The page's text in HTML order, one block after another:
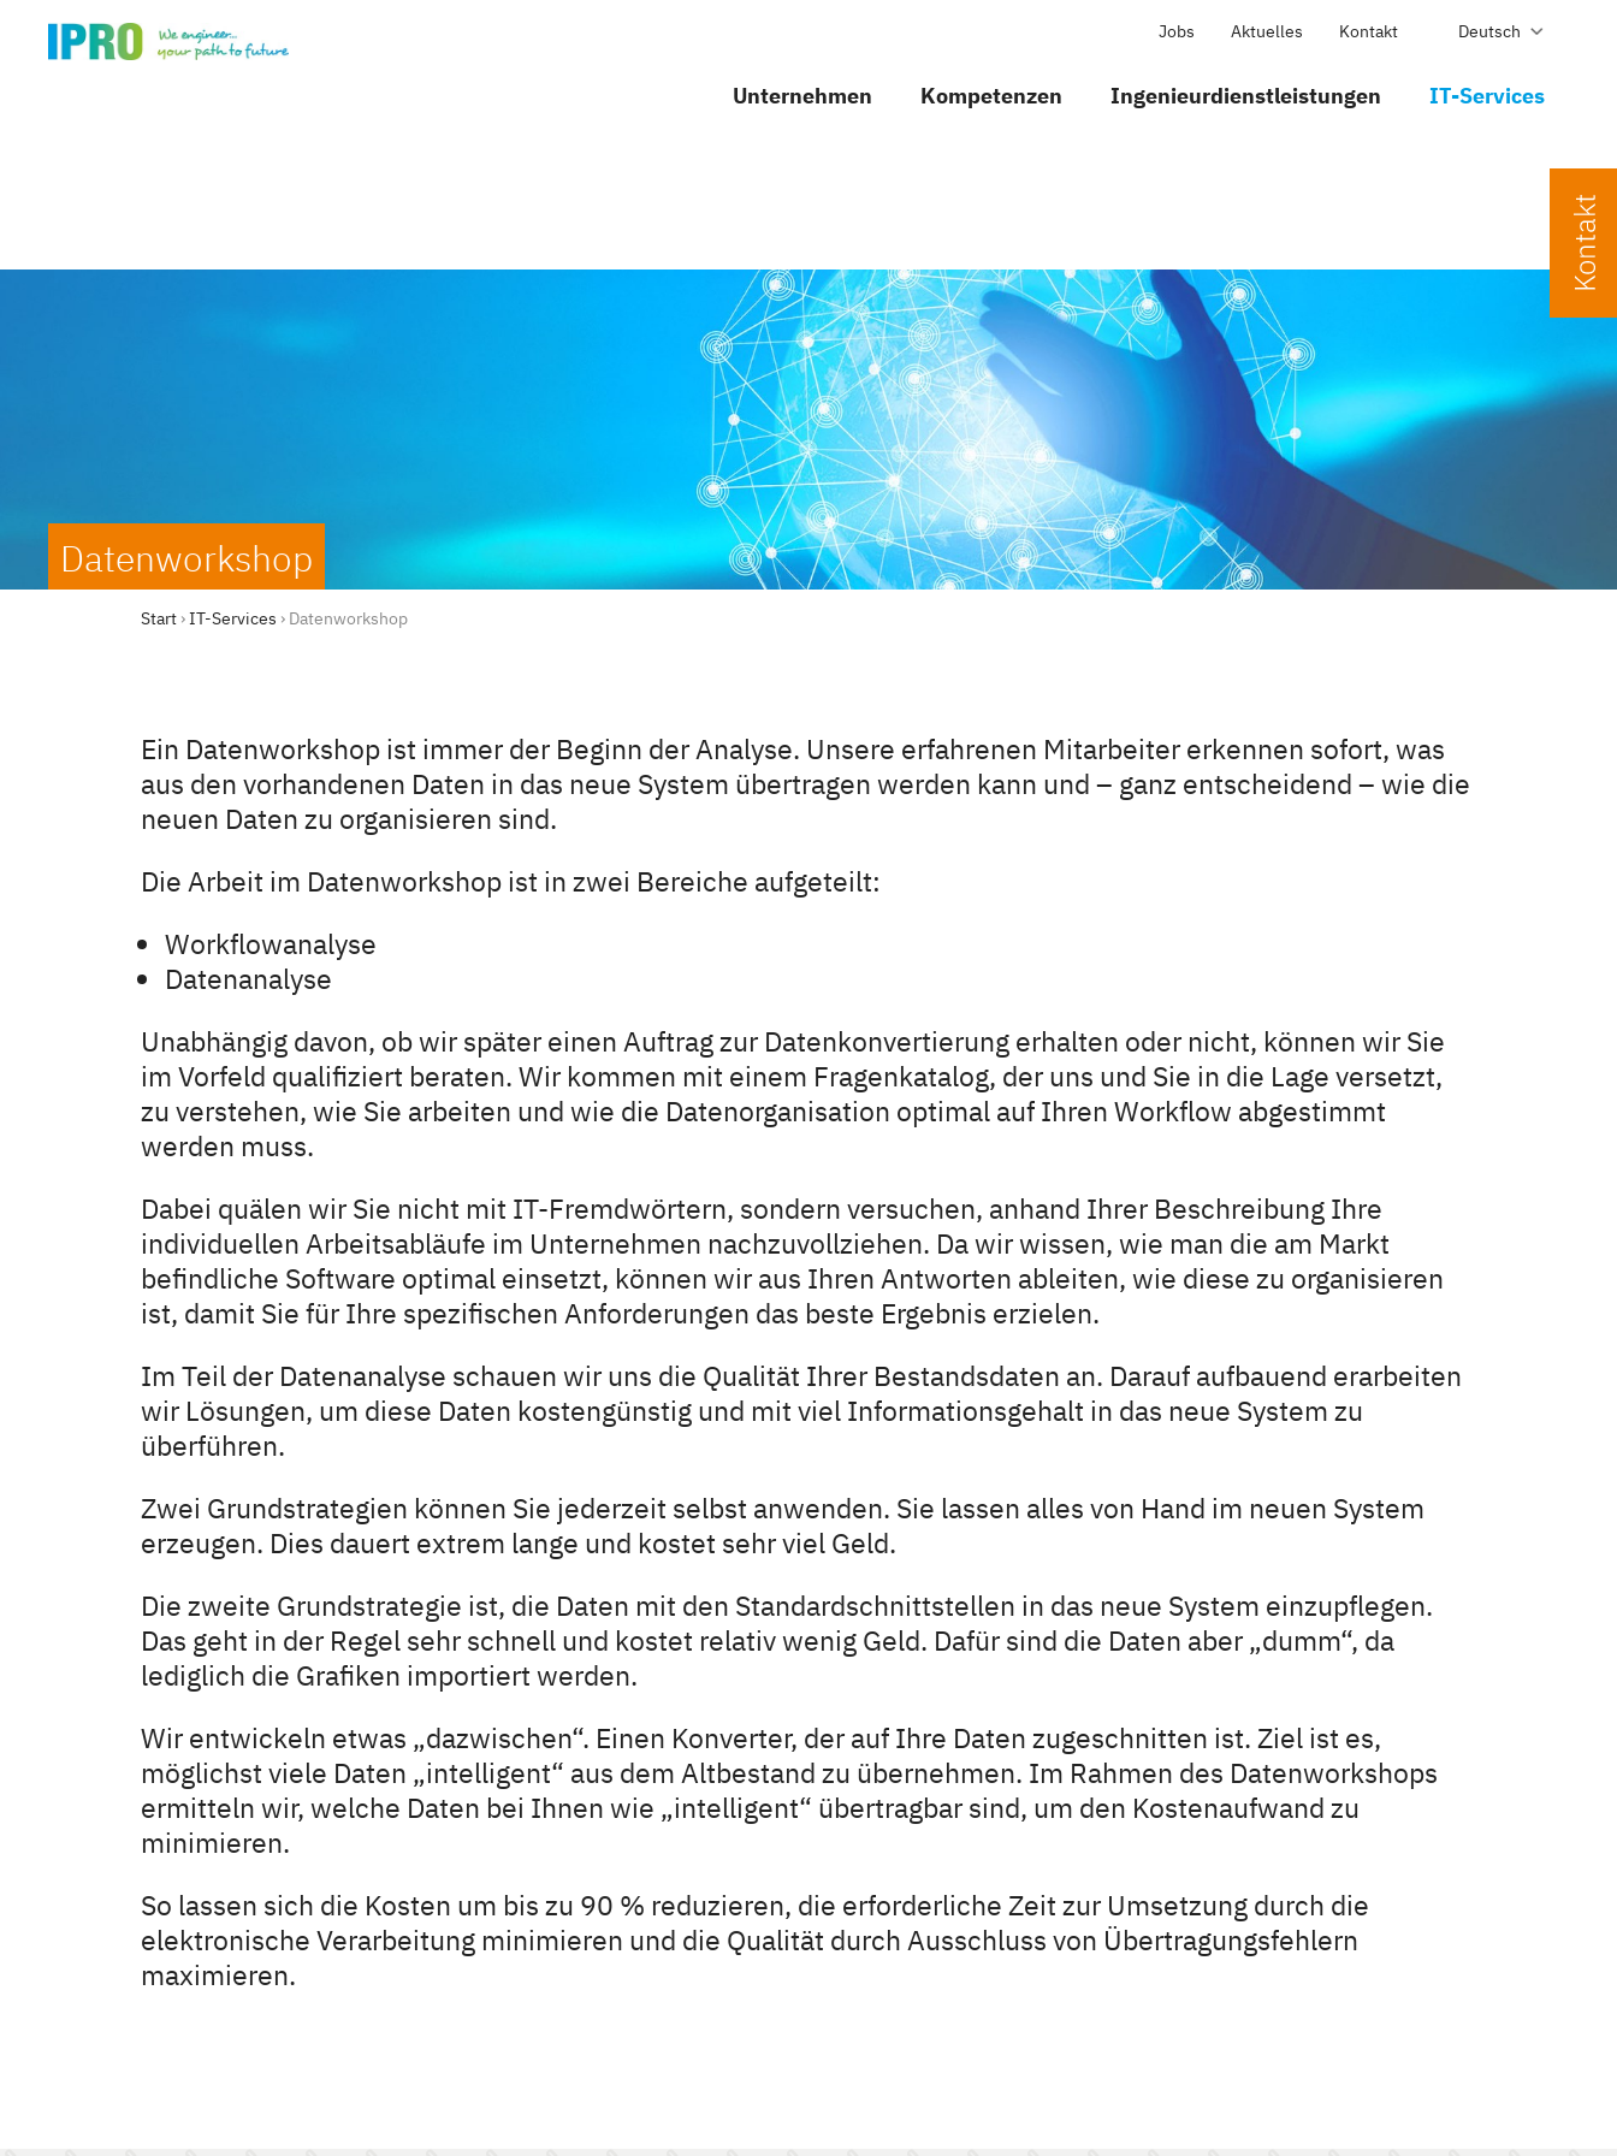
Jobs Aktuelles Kontakt Deutsch
Unternehmen Kompetenzen Ingenieurdienstleistungen IT-Services
Datenworkshop
Start ›IT-Services › Datenworkshop
Ein Datenworkshop ist immer der Beginn der Analyse. Unsere erfahrenen Mitarbeiter erkennen sofort, was
aus den vorhandenen Daten in das neue System übertragen werden kann und – ganz entscheidend – wie die
neuen Daten zu organisieren sind.
Die Arbeit im Datenworkshop ist in zwei Bereiche aufgeteilt:
Workflowanalyse
Datenanalyse
Unabhängig davon, ob wir später einen Auftrag zur Datenkonvertierung erhalten oder nicht, können wir Sie
im Vorfeld qualifiziert beraten. Wir kommen mit einem Fragenkatalog, der uns und Sie in die Lage versetzt,
zu verstehen, wie Sie arbeiten und wie die Datenorganisation optimal auf Ihren Workflow abgestimmt
werden muss.
Dabei quälen wir Sie nicht mit IT-Fremdwörtern, sondern versuchen, anhand Ihrer Beschreibung Ihre
individuellen Arbeitsabläufe im Unternehmen nachzuvollziehen. Da wir wissen, wie man die am Markt
befindliche Software optimal einsetzt, können wir aus Ihren Antworten ableiten, wie diese zu organisieren
ist, damit Sie für Ihre spezifischen Anforderungen das beste Ergebnis erzielen.
Im Teil der Datenanalyse schauen wir uns die Qualität Ihrer Bestandsdaten an. Darauf aufbauend erarbeiten
wir Lösungen, um diese Daten kostengünstig und mit viel Informationsgehalt in das neue System zu
überführen.
Zwei Grundstrategien können Sie jederzeit selbst anwenden. Sie lassen alles von Hand im neuen System
erzeugen. Dies dauert extrem lange und kostet sehr viel Geld.
Die zweite Grundstrategie ist, die Daten mit den Standardschnittstellen in das neue System einzupflegen.
Das geht in der Regel sehr schnell und kostet relativ wenig Geld. Dafür sind die Daten aber „dumm“, da
lediglich die Grafiken importiert werden.
Wir entwickeln etwas „dazwischen“. Einen Konverter, der auf Ihre Daten zugeschnitten ist. Ziel ist es,
möglichst viele Daten „intelligent“ aus dem Altbestand zu übernehmen. Im Rahmen des Datenworkshops
ermitteln wir, welche Daten bei Ihnen wie „intelligent“ übertragbar sind, um den Kostenaufwand zu
minimieren.
So lassen sich die Kosten um bis zu 90 % reduzieren, die erforderliche Zeit zur Umsetzung durch die
elektronische Verarbeitung minimieren und die Qualität durch Ausschluss von Übertragungsfehlern
maximieren.